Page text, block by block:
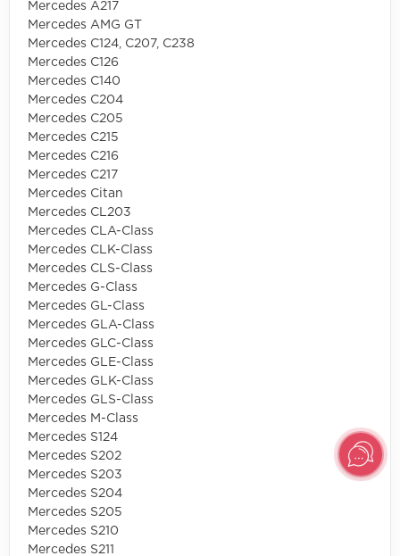
Mercedes A217
Mercedes AMG GT
Mercedes C124, C207, C238
Mercedes C126
Mercedes C140
Mercedes C204
Mercedes C205
Mercedes C215
Mercedes C216
Mercedes C217
Mercedes Citan
Mercedes CL203
Mercedes CLA-Class
Mercedes CLK-Class
Mercedes CLS-Class
Mercedes G-Class
Mercedes GL-Class
Mercedes GLA-Class
Mercedes GLC-Class
Mercedes GLE-Class
Mercedes GLK-Class
Mercedes GLS-Class
Mercedes M-Class
Mercedes S124
Mercedes S202
Mercedes S203
Mercedes S204
Mercedes S205
Mercedes S210
Mercedes S211